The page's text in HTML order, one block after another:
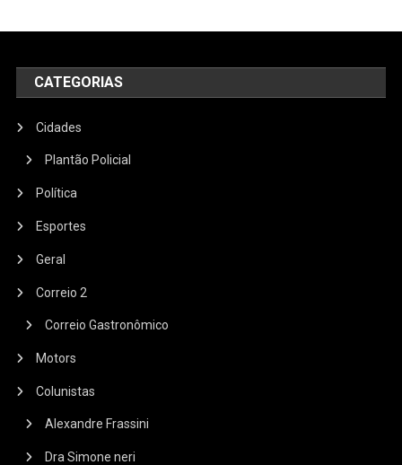
CATEGORIAS
Cidades
Plantão Policial
Política
Esportes
Geral
Correio 2
Correio Gastronômico
Motors
Colunistas
Alexandre Frassini
Dra Simone neri